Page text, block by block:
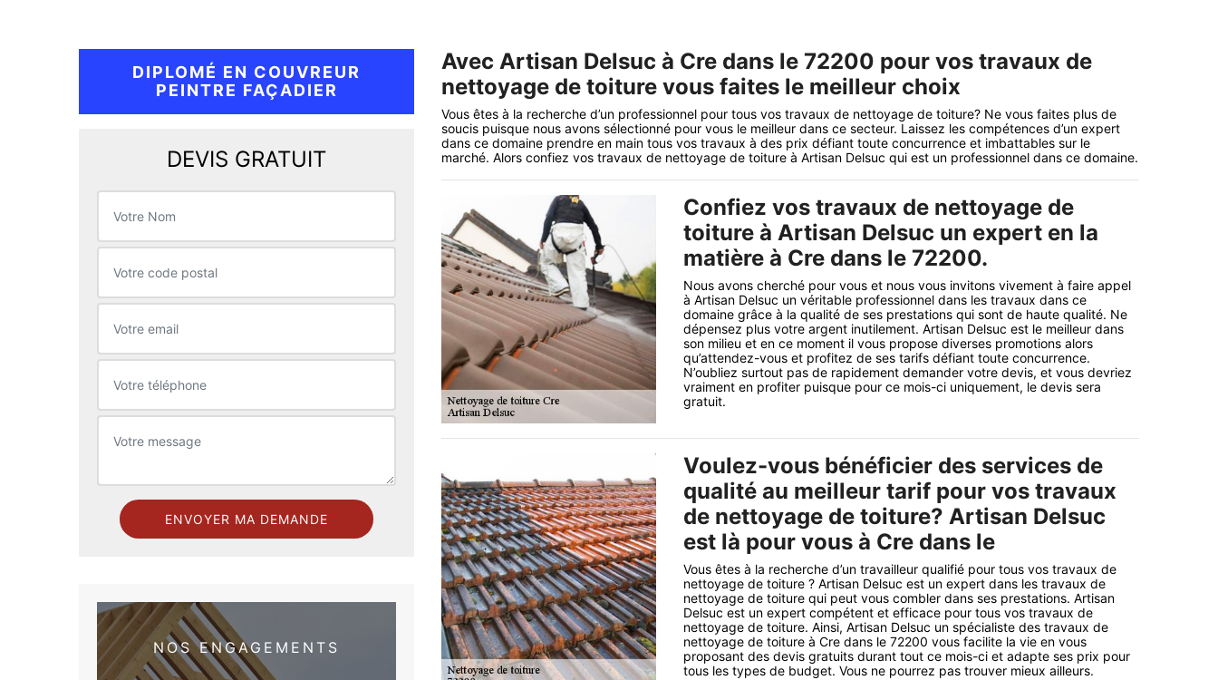
DIPLOMÉ EN COUVREUR
PEINTRE FAÇADIER
DEVIS GRATUIT
NOS ENGAGEMENTS
Avec Artisan Delsuc à Cre dans le 72200 pour vos travaux de
nettoyage de toiture vous faites le meilleur choix
Vous êtes à la recherche d’un professionnel pour tous vos travaux de nettoyage de toiture? Ne vous faites plus de
soucis puisque nous avons sélectionné pour vous le meilleur dans ce secteur. Laissez les compétences d’un expert
dans ce domaine prendre en main tous vos travaux à des prix défiant toute concurrence et imbattables sur le
marché. Alors confiez vos travaux de nettoyage de toiture à Artisan Delsuc qui est un professionnel dans ce domaine.
Confiez vos travaux de nettoyage de
toiture à Artisan Delsuc un expert en la
matière à Cre dans le 72200.
Nous avons cherché pour vous et nous vous invitons vivement à faire appel
à Artisan Delsuc un véritable professionnel dans les travaux dans ce
domaine grâce à la qualité de ses prestations qui sont de haute qualité. Ne
dépensez plus votre argent inutilement. Artisan Delsuc est le meilleur dans
son milieu et en ce moment il vous propose diverses promotions alors
qu’attendez-vous et profitez de ses tarifs défiant toute concurrence.
N’oubliez surtout pas de rapidement demander votre devis, et vous devriez
vraiment en profiter puisque pour ce mois-ci uniquement, le devis sera
gratuit.
Voulez-vous bénéficier des services de
qualité au meilleur tarif pour vos travaux
de nettoyage de toiture? Artisan Delsuc
est là pour vous à Cre dans le
Vous êtes à la recherche d’un travailleur qualifié pour tous vos travaux de
nettoyage de toiture ? Artisan Delsuc est un expert dans les travaux de
nettoyage de toiture qui peut vous combler dans ses prestations. Artisan
Delsuc est un expert compétent et efficace pour tous vos travaux de
nettoyage de toiture. Ainsi, Artisan Delsuc un spécialiste des travaux de
nettoyage de toiture à Cre dans le 72200 vous facilite la vie en vous
proposant des devis gratuits durant tout ce mois-ci et adapte ses prix pour
tous les types de budget. Vous ne pourrez pas trouver mieux ailleurs.